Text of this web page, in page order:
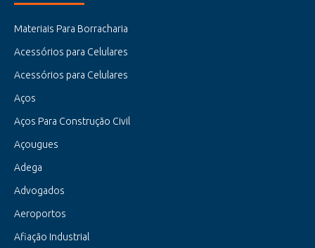
Materiais Para Borracharia
Acessórios para Celulares
Acessórios para Celulares
Aços
Aços Para Construção Civil
Açougues
Adega
Advogados
Aeroportos
Afiação Industrial